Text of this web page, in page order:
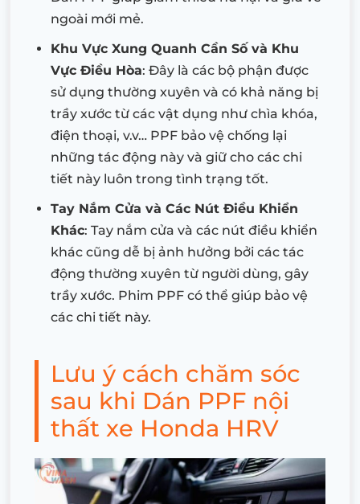
ngoài mới mẻ.
Khu Vực Xung Quanh Cần Số và Khu
Vực Điều Hòa: Đây là các bộ phận được
sử dụng thường xuyên và có khả năng bị
trầy xước từ các vật dụng như chìa khóa,
điện thoại, v.v… PPF bảo vệ chống lại
những tác động này và giữ cho các chi
tiết này luôn trong tình trạng tốt.
Tay Nắm Cửa và Các Nút Điều Khiển
Khác: Tay nắm cửa và các nút điều khiển
khác cũng dễ bị ảnh hưởng bởi các tác
động thường xuyên từ người dùng, gây
trầy xước. Phim PPF có thể giúp bảo vệ
các chi tiết này.
Lưu ý cách chăm sóc
sau khi Dán PPF nội
thất xe Honda HRV